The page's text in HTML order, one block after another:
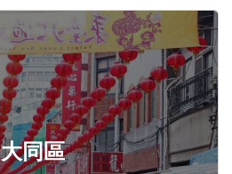
大同區